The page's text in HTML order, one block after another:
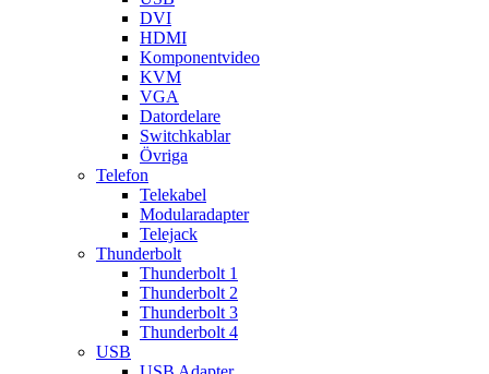
DVI
HDMI
Komponentvideo
KVM
VGA
Datordelare
Switchkablar
Övriga
Telefon
Telekabel
Modularadapter
Telejack
Thunderbolt
Thunderbolt 1
Thunderbolt 2
Thunderbolt 3
Thunderbolt 4
USB